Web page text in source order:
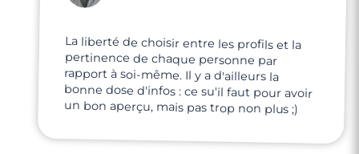
La liberté de choisir entre les profils et la
pertinence de chaque personne par
rapport à soi-même. Il y a d'ailleurs la
bonne dose d'infos : ce su'il faut pour avoir
un bon aperçu, mais pas trop non plus ;)